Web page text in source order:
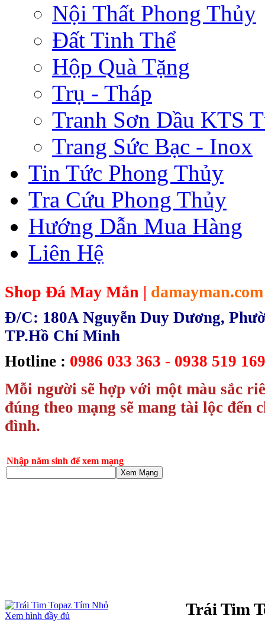
Nội Thất Phong Thủy
Đất Tinh Thể
Hộp Quà Tặng
Trụ - Tháp
Tranh Sơn Dầu KTS
Trang Sức Bạc - Inox
Tin Tức Phong Thủy
Tra Cứu Phong Thủy
Hướng Dẫn Mua Hàng
Liên Hệ
Shop Đá May Mắn | damayman.com
Đ/C: 180A Nguyễn Duy Dương,
TP.Hồ Chí Minh
Hotline : 0986 033 363 - 0938 519
Mỗi người sẽ hợp với một màu sắc
đúng theo mạng sẽ mang tài lộc đến
đình.
Nhập năm sinh để xem mạng
Xem Mạng
Xem hình đầy đủ Trái Tim